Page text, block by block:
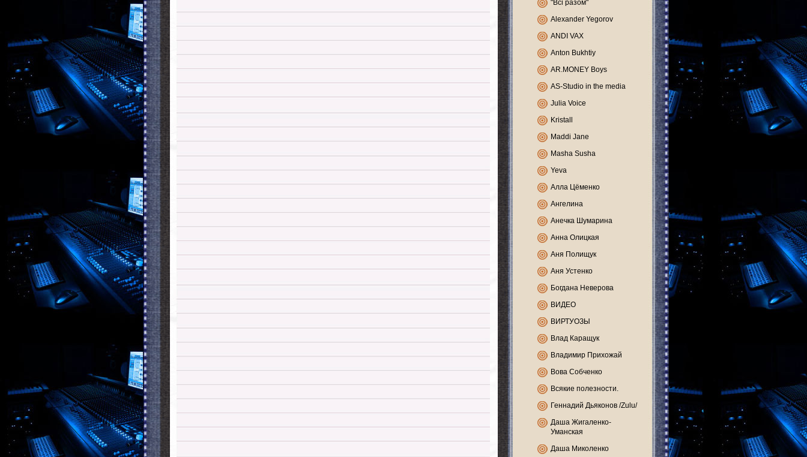
"Всі разом"
Alexander Yegorov
ANDI VAX
Anton Bukhtiy
AR.MONEY Boys
AS-Studio in the media
Julia Voice
Kristall
Maddi Jane
Masha Susha
Yeva
Алла Цёменко
Ангелина
Анечка Шумарина
Анна Олицкая
Аня Полищук
Аня Устенко
Богдана Неверова
ВИДЕО
ВИРТУОЗЫ
Влад Каращук
Владимир Прихожай
Вова Собченко
Всякие полезности.
Геннадий Дьяконов /Zulu/
Даша Жигаленко-
Уманская
Даша Миколенко